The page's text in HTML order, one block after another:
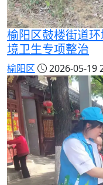
榆阳区鼓楼街道
境卫生专项整治
榆阳区 2026-05-19